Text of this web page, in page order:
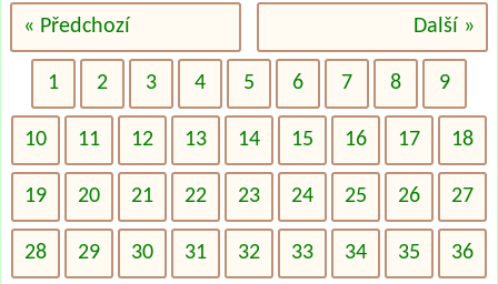
« Předchozí Další »
1 2 3 4 5 6 7 8 9
10 11 12 13 14 15 16 17 18
19 20 21 22 23 24 25 26 27
28 29 30 31 32 33 34 35 36